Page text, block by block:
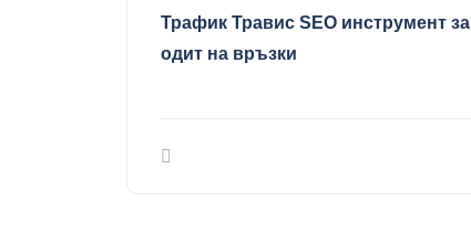
Трафик Травис SEO инструмент за
одит на връзки